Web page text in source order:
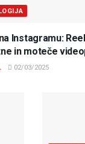
Instagramu:
in moteče
02/03/2025